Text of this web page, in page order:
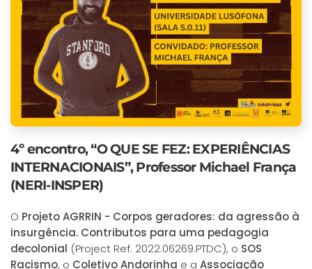
4º encontro, “O QUE SE FEZ: EXPERIÊNCIAS
INTERNACIONAIS”, Professor Michael França
(NERI-INSPER)
O Projeto AGRRIN - Corpos geradores: da agressão à
insurgência. Contributos para uma pedagogia
decolonial (Project Ref. 2022.06269.PTDC), o SOS
Racismo, o Coletivo Andorinha e a Associação